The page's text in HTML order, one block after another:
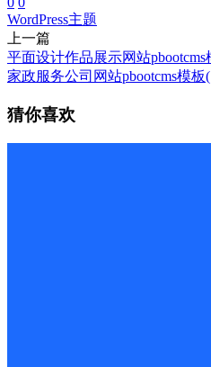
WordPress主题
上一篇
平面设计作品展示网站
家政服务公司网站pbootcms模
猜你喜欢